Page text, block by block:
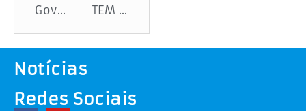
Governo do Estado avança com as obras de construção da ponte na Rodovia SE-438, em Capela
TEM EMPREGO PARA VOCÊ. CONFIRA
Notícias
Redes Sociais